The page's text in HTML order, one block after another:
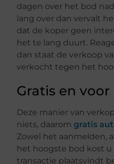
dagen over het bod
lang over dan vervalt
dat de koper geen
het te lang duurt.
dan staat de verkoop
verkocht tegen het
Gratis en voor
Deze manier van
niets, daaromgratis
Zowel het aanmelden,
het hoogste bod kost
transactie plaatsvindt